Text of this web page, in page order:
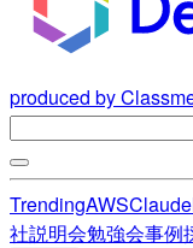
produced by
TrendingAWSClaude
社説明会勉強会事例